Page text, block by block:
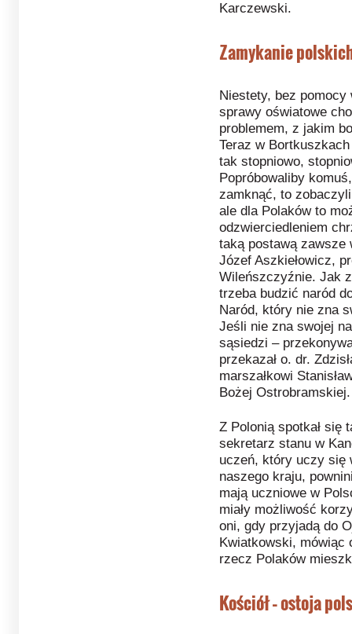
Karczewski.
Zamykanie
Niestety, bez pomocy
sprawy oświatowe
problemem, z jakim
Teraz w
tak stopniowo,
Popróbowaliby
zamknąć, to
ale dla Polaków to
odzwierciedleniem
taką postawą zawsze
Józef Aszkiełowicz,
Wileńszczyźnie. Jak
trzeba budzić naród
Naród, który nie zna
Jeśli nie zna swojej
sąsiedzi –
przekazał o. dr.
marszałkowi
Bożej Ostrobramskiej.
Z Polonią spotkał się
sekretarz stanu w
uczeń, który uczy się
naszego kraju,
mają uczniowe w
miały możliwość
oni, gdy przyjadą do
Kwiatkowski, mówiąc
rzecz Polaków
Kościół – ostoja